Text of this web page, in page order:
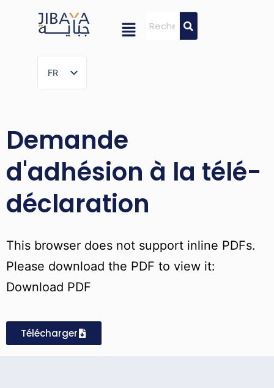
FR
FR
Demande
d'adhésion à la télé-
déclaration
This browser does not support inline PDFs.
Please download the PDF to view it:
Download PDF
Télécharger